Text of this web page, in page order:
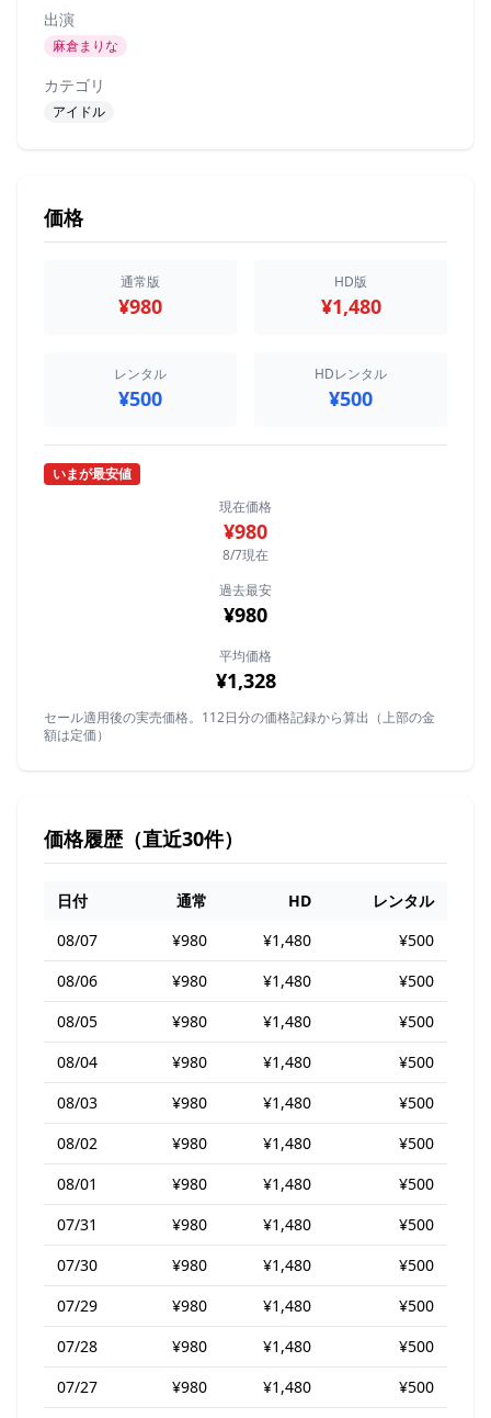
出演
麻倉まりな
カテゴリ
アイドル
価格
通常版
¥980
HD版
¥1,480
レンタル
¥500
HDレンタル
¥500
いまが最安値
現在価格
¥980
8/7現在
過去最安
¥980
平均価格
¥1,328
セール適用後の実売価格。112日分の価格記録から算出（上部の金
額は定価）
価格履歴（直近30件）
日付 通常 HD
レンタル
08/07
¥980 ¥1,480
¥500
08/06
¥980 ¥1,480
¥500
08/05
¥980 ¥1,480
¥500
08/04
¥980 ¥1,480
¥500
08/03
¥980 ¥1,480
¥500
08/02
¥980 ¥1,480
¥500
08/01
¥980 ¥1,480
¥500
07/31
¥980 ¥1,480
¥500
07/30
¥980 ¥1,480
¥500
07/29
¥980 ¥1,480
¥500
07/28
¥980 ¥1,480
¥500
07/27
¥980 ¥1,480
¥500